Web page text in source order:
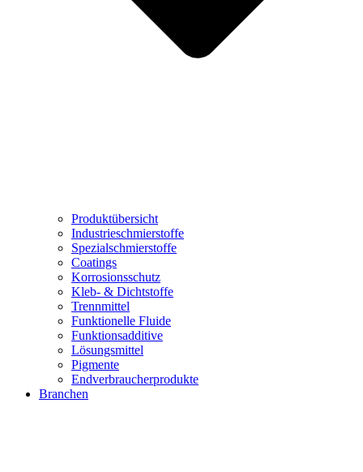
Produktübersicht
Industrieschmierstoffe
Spezialschmierstoffe
Coatings
Korrosionsschutz
Kleb- & Dichtstoffe
Trennmittel
Funktionelle Fluide
Funktionsadditive
Lösungsmittel
Pigmente
Endverbraucherprodukte
Branchen